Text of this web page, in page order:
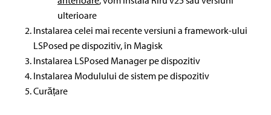
ulterioare
Instalarea celei mai recente versiuni a framework-ului
LSPosed pe dispozitiv, în Magisk
Instalarea LSPosed Manager pe dispozitiv
Instalarea Modulului de sistem pe dispozitiv
Curățare